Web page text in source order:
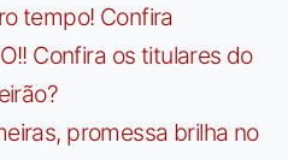
tempo! Confira
Confira os titulares do
promessa brilha no